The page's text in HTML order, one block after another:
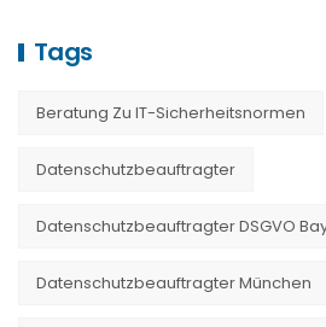
Tags
Beratung Zu IT-Sicherheitsnormen
Datenschutzbeauftragter
Datenschutzbeauftragter DSGVO
Datenschutzbeauftragter München